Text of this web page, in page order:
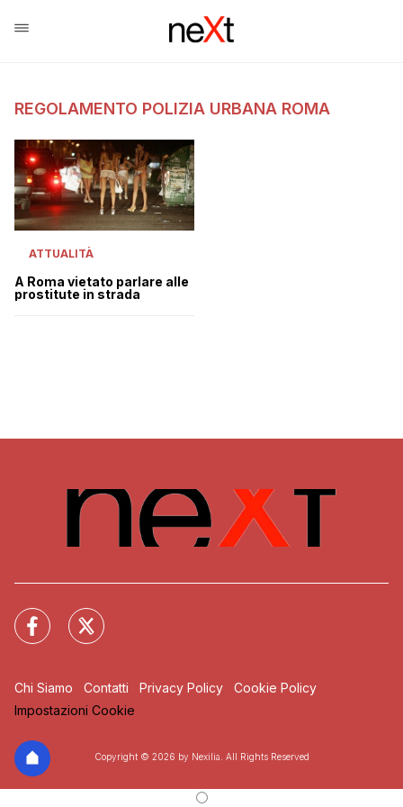
REGOLAMENTO POLIZIA URBANA ROMA
ATTUALITÀ
A Roma vietato parlare alle
prostitute in strada
Chi Siamo Contatti Privacy Policy
Cookie Policy
Impostazioni Cookie
Copyright © 2026 by Nexilia. All Rights Reserved